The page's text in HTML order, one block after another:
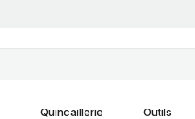
Quincaillerie Outils